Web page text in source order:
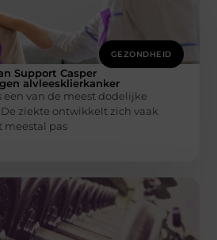
GEZONDHEID
Support Casper
alvleesklierkanker
een van de meest dodelijke
ziekte ontwikkelt zich vaak
meestal pas